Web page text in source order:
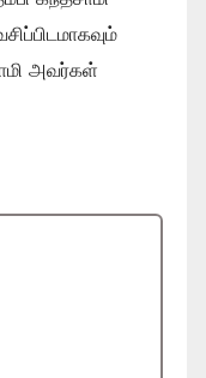
அவர்கள்